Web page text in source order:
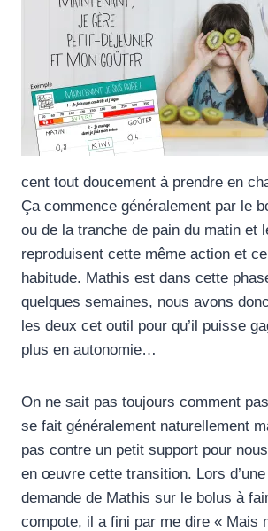
cent tout doucement à prendre en
Ça commence généralement par le
ou de la tranche de pain du matin et
reproduisent cette même action et
habitude. Mathis est dans cette
quelques semaines, nous avons
les deux cet outil pour qu’il puisse
plus en autonomie…
On ne sait pas toujours comment
se fait généralement naturellement
pas contre un petit support pour
en œuvre cette transition. Lors
demande de Mathis sur le bolus à
compote, il a fini par me dire « Mais